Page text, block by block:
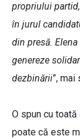
propriului
în jurul
din presă.
genereze
dezbinării”, mai
O spun cu
poate că este